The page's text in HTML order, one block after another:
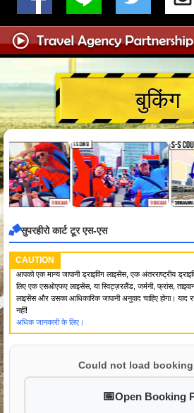
बुकिंग
सुपरहीरो कार्ट टूर एस-एस
CAUTION
आपको एक मान्य जापानी ड्राइविंग लाइसेंस, एक अंतरराष्ट्रीय
लिए एक एसओएफए लाइसेंस, या स्विट्ज़रलैंड, जर्मनी, फ्रांस,
लाइसेंस और उसका आधिकारिक जापानी अनुवाद चाहिए होगा। याद
नहीं!
अधिक जानकारी के लिए।
Could not load
Open Booking